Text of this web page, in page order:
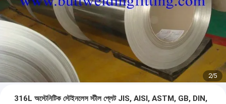
2/5
316L অস্টেনিটিক স্টেইনলেস স্টীল প্লেট JIS, AISI, ASTM, GB, DIN,